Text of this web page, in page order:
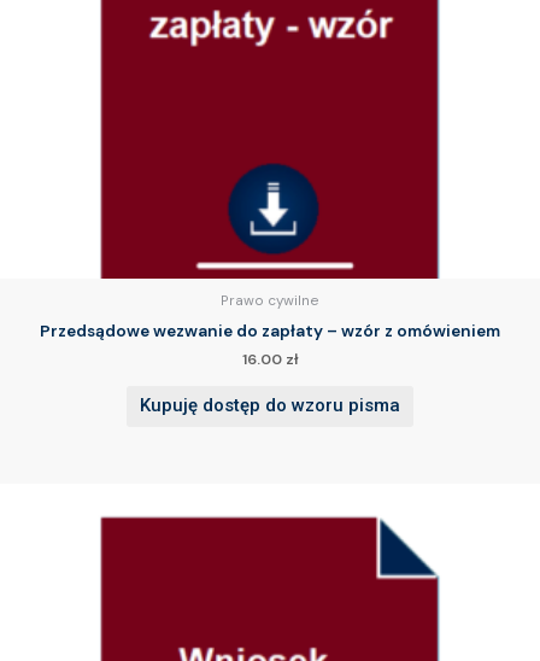
Prawo cywilne
Przedsądowe wezwanie do zapłaty – wzór z omówieniem
16.00 zł
Kupuję dostęp do wzoru pisma